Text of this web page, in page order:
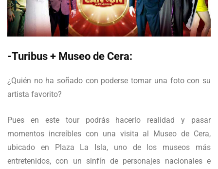
-Turibus + Museo de Cera:
¿Quién no ha soñado con poderse tomar una foto con su
artista favorito?
Pues en este tour podrás hacerlo realidad y pasar
momentos increíbles con una visita al Museo de Cera,
ubicado en Plaza La Isla, uno de los museos más
entretenidos, con un sinfín de personajes nacionales e